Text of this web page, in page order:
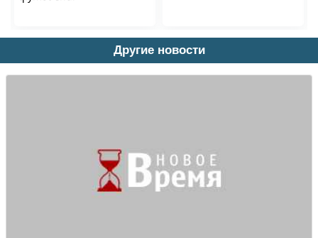
Другие новости